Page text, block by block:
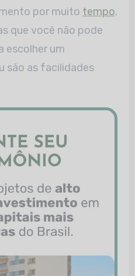
por muito tempo.
que você não pode
escolher um
são as facilidades